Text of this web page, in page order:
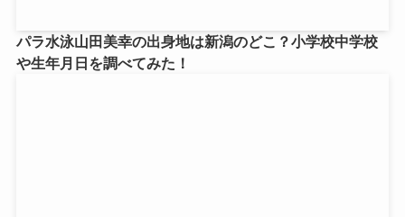
パラ水泳山田美幸の出身地は新潟のどこ？小学校中学校
や生年月日を調べてみた！